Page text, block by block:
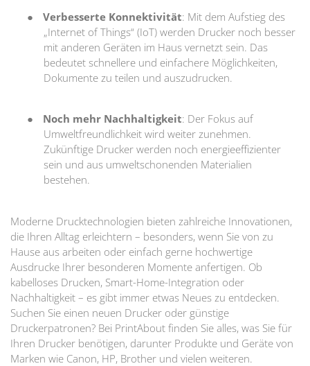
● Verbesserte Konnektivität: Mit dem Aufstieg des
„Internet of Things“ (IoT) werden Drucker noch besser
mit anderen Geräten im Haus vernetzt sein. Das
bedeutet schnellere und einfachere Möglichkeiten,
Dokumente zu teilen und auszudrucken.
● Noch mehr Nachhaltigkeit: Der Fokus auf
Umweltfreundlichkeit wird weiter zunehmen.
Zukünftige Drucker werden noch energieeffizienter
sein und aus umweltschonenden Materialien
bestehen.
Moderne Drucktechnologien bieten zahlreiche Innovationen,
die Ihren Alltag erleichtern – besonders, wenn Sie von zu
Hause aus arbeiten oder einfach gerne hochwertige
Ausdrucke Ihrer besonderen Momente anfertigen. Ob
kabelloses Drucken, Smart-Home-Integration oder
Nachhaltigkeit – es gibt immer etwas Neues zu entdecken.
Suchen Sie einen neuen Drucker oder günstige
Druckerpatronen? Bei PrintAbout finden Sie alles, was Sie für
Ihren Drucker benötigen, darunter Produkte und Geräte von
Marken wie Canon, HP, Brother und vielen weiteren.